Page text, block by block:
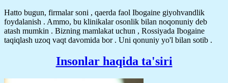
Hatto bugun, firmalar soni , qaerda faol Ibogaine giyohvandlik
foydalanish . Ammo, bu klinikalar osonlik bilan noqonuniy deb
atash mumkin . Bizning mamlakat uchun , Rossiyada Ibogaine
taqiqlash uzoq vaqt davomida bor . Uni qonuniy yo'l bilan sotib .
Insonlar haqida ta'siri